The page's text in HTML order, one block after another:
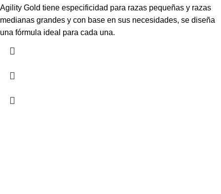
Agility Gold tiene especificidad para razas pequeñas y razas
medianas grandes y con base en sus necesidades, se diseña
una fórmula ideal para cada una.